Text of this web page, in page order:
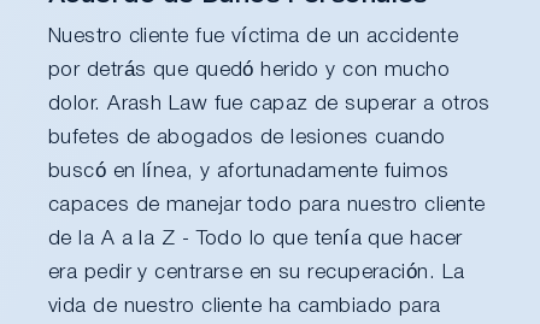
Nuestro cliente fue víctima de un accidente
por detrás que quedó herido y con mucho
dolor. Arash Law fue capaz de superar a otros
bufetes de abogados de lesiones cuando
buscó en línea, y afortunadamente fuimos
capaces de manejar todo para nuestro cliente
de la A a la Z - Todo lo que tenía que hacer
era pedir y centrarse en su recuperación. La
vida de nuestro cliente ha cambiado para